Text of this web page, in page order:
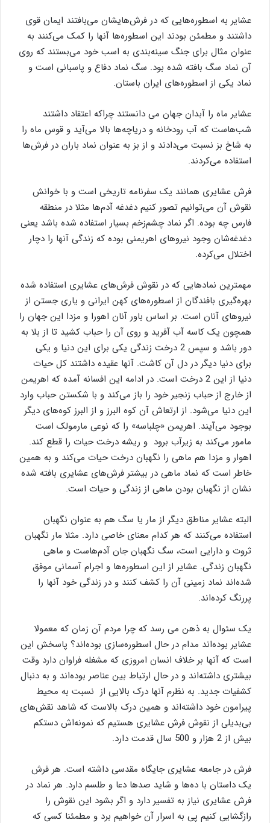
عشایر به اسطوره‌هایی که در فرش‌هایشان می‌بافتند ایمان قوی
داشتند و مطمئن بودند این اسطوره‌ها آنها را کمک می‌کنند به
عنوان مثال برای جنگ سینه‌بندی به اسب خود می‌بستند که روی
آن نماد سگ بافته شده بود. سگ نماد دفاع و پاسبانی است و
نماد یکی از اسطوره‌های ایران باستان.
عشایر ماه را آبدان جهان می دانستند چراکه اعتقاد داشتند
شب‌هاست که آب رودخانه و دریاچه‌ها بالا می‌آید و قوس ماه را
به شاخ بز نسبت می‌دادند و از بز به عنوان نماد باران در فرش‌ها
استفاده می‌کردند.
فرش عشایری همانند یک سفرنامه تاریخی است و با خوانش
نقوش آن می‌توانیم تصور کنیم دغدغه آدم‌ها مثلا در منطقه
فارس چه بوده. اگر نماد چشم‌زخم بسیار استفاده شده باشد یعنی
دغدغه‌شان وجود نیروهای اهریمنی بوده که زندگی آنها را دچار
اختلال می‌کرده.
مهمترین نمادهایی که در نقوش فرش‌های عشایری استفاده شده
بهر‌ه‌گیری بافندگان از اسطوره‌های کهن ایرانی و یاری جستن از
نیروهای آنان است. بر اساس باور آنان اهورا و مزدا این جهان را
همچون یک کاسه آب آفرید و روی آن را حباب کشید تا از بلا به
دور باشد و سپس 2 درخت زندگی یکی برای این دنیا و یکی
برای دنیا دیگر در دل آن کاشت. آنها عقیده داشتند کل حیات
دنیا از این 2 درخت است. در ادامه این افسانه آمده که اهریمن
از خارج از حباب زنجیر خود را باز می‌کند و با شکستن حباب وارد
این دنیا می‌شود. از ارتعاش آن کوه البرز و از البرز کوه‌های دیگر
بوجود می‌آیند. اهریمن «چلباسه» را که نوعی مارمولک است
مامور می‌کند به زیرآب برود و ریشه درخت حیات را قطع کند.
اهوار و مزدا هم ماهی را نگهبان درخت حیات می‌کند و به همین
خاطر است که نماد ماهی در بیشتر فرش‌های عشایری بافته شده
نشان از نگهبان بودن ماهی از زندگی و حیات است.
البته عشایر مناطق دیگر از مار یا سگ هم به عنوان نگهبان
استفاده می‌کنند که هر کدام معنای خاصی دارد. مثلا مار نگهبان
ثروت و دارایی است، سگ نگهبان جان آدم‌هاست و ماهی
نگهبان زندگی. عشایر از این اسطوره‌ها و اجرام آسمانی موفق
شده‌اند نماد زمینی آن را کشف کنند و در زندگی خود آنها را
پررنگ کرده‌اند.
یک سئوال به ذهن می ‌رسد که چرا مردم آن زمان که معمولا
عشایر بوده‌اند مدام در حال اسطوره‌سازی بوده‌اند؟ پاسخش این
است که آنها بر خلاف انسان امروزی که مشغله فراوان دارد وقت
بیشتری داشته‌اند و در حال ارتباط بین عناصر بوده‌اند و به دنبال
کشفیات جدید. به نظرم آنها درک بالایی از نسبت به محیط
پیرامون خود داشته‌اند و همین درک بالاست که شاهد نقش‌های
بی‌بدیلی از نقوش فرش عشایری هستیم که نمونه‌اش دستکم
بیش از 2 هزار و 500 سال قدمت دارد.
فرش در جامعه عشایری جایگاه مقدسی داشته است. هر فرش
یک داستان با ده‌ها و شاید صدها دعا و طلسم دارد. هر نماد در
فرش عشایری نیاز به تفسیر دارد و اگر بشود این نقوش را
رازگشایی کنیم پی به اسرار آن خواهیم برد و مطمئنا کسی که